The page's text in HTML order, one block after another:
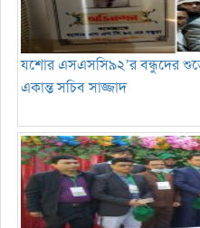
যশোর এসএসসি৯২’র বন্ধুদের
একান্ত সচিব সাজ্জাদ